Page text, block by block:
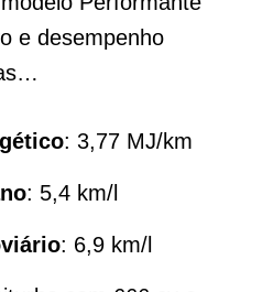
e desempenho
: 3,77 MJ/km
: 5,4 km/l
: 6,9 km/l